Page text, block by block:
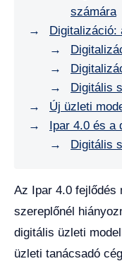
számára
Digitalizáció:
Digitális
Új üzleti
Ipar 4.0 és a
Digitális
Az Ipar 4.0 fejlődés
szereplőnél
digitális üzleti
üzleti tanácsadó